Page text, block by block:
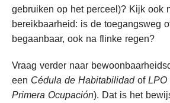
gebruiken op het perceel)? Kijk ook
bereikbaarheid: is de toegangsweg
begaanbaar, ook na flinke regen?
Vraag verder naar
een Cédula de Habitabilidadof LPO
Primera Ocupación). Dat is het